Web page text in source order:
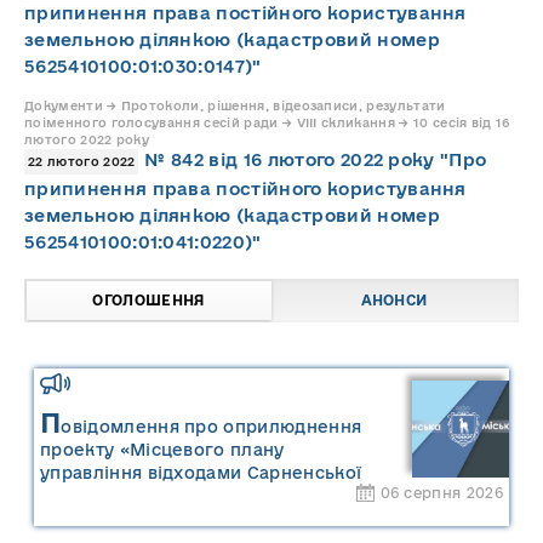
припинення права постійного користування
земельною ділянкою (кадастровий номер
5625410100:01:030:0147)"
Документи → Протоколи, рішення, відеозаписи, результати
поіменного голосування сесій ради → VIII скликання → 10 сесія від 16
лютого 2022 року
22 лютого 2022
№ 842 від 16 лютого 2022 року "Про
припинення права постійного користування
земельною ділянкою (кадастровий номер
5625410100:01:041:0220)"
ОГОЛОШЕННЯ АНОНСИ
Повідомлення про оприлюднення
проекту «Місцевого плану
управління відходами Сарненської
міської територіальної громади» та
06 серпня 2026